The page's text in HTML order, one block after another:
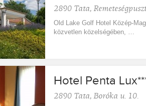
2890 Tata,
Old Lake Golf Hotel Közép-
közvetlen közelségében, …
Hotel Penta Lux
2890 Tata, Boróka u. 10.